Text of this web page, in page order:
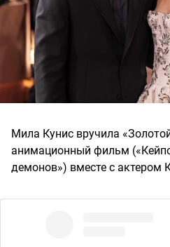
Мила Кунис вручила
анимационный фильм
демонов») вместе с актером